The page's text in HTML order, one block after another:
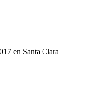
en Santa Clara